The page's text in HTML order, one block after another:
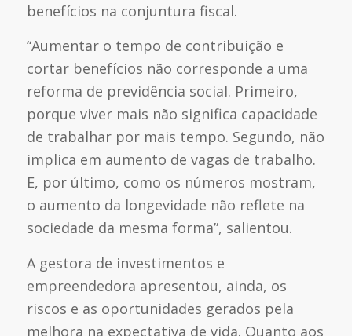
benefícios na conjuntura fiscal.
“Aumentar o tempo de contribuição e
cortar benefícios não corresponde a uma
reforma de previdência social. Primeiro,
porque viver mais não significa capacidade
de trabalhar por mais tempo. Segundo, não
implica em aumento de vagas de trabalho.
E, por último, como os números mostram,
o aumento da longevidade não reflete na
sociedade da mesma forma”, salientou.
A gestora de investimentos e
empreendedora apresentou, ainda, os
riscos e as oportunidades gerados pela
melhora na expectativa de vida. Quanto aos